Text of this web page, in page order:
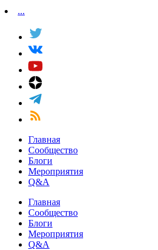
...
Главная
Сообщество
Блоги
Мероприятия
Q&A
Главная
Сообщество
Блоги
Мероприятия
Q&A